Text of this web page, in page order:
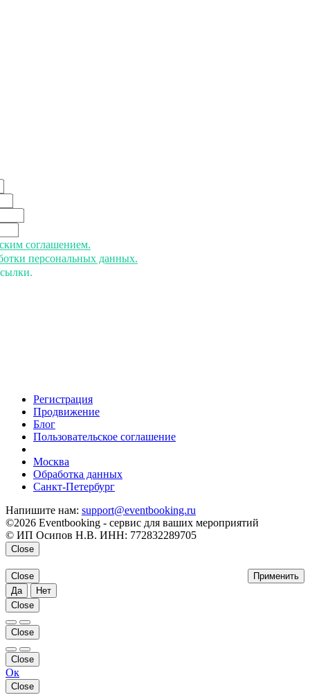
соглашением.
персональных данных.
Регистрация
Продвижение
Блог
Пользовательское соглашение
Москва
Обработка данных
Санкт-Петербург
Напишите нам: support@eventbooking.ru
©2026 Eventbooking - сервис для ваших мероприятий
© ИП Осипов Н.В. ИНН: 772832289705
Close
Применить
Close
Да
Нет
Close
Close
Close
Ок
Close